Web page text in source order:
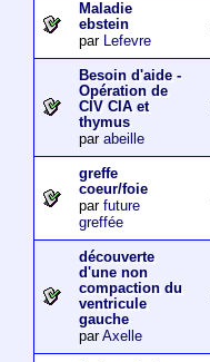
Maladie
ebstein
par Lefevre
Besoin d'aide -
Opération de
CIV CIA et
thymus
par abeille
greffe
coeur/foie
par future
greffée
découverte
d'une non
compaction du
ventricule
gauche
parAxelle